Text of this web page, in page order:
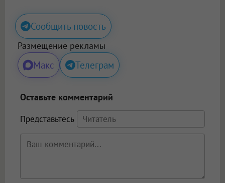
Сообщить новость
Размещение рекламы
Макс Телеграм
Оставьте комментарий
Представьтесь